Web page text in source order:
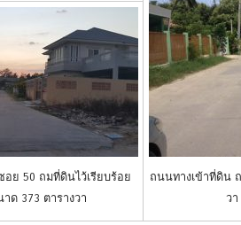
ย 50 ถมที่ดินไว้เรียบร้อย
ด 373 ตารางวา
ถนนทางเข้าที่ดิน
ว